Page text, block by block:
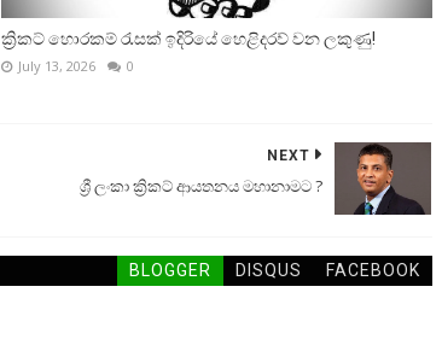
ක්‍රිකට් හොරකම් රැසක් ඉදිරියේ හෙළිදරව් වන ලකුණු!
July 13, 2026 0
NEXT
ශ්‍රී ලංකා ක්‍රිකට් ආයතනය මහානාමට ?
BLOGGER DISQUS FACEBOOK